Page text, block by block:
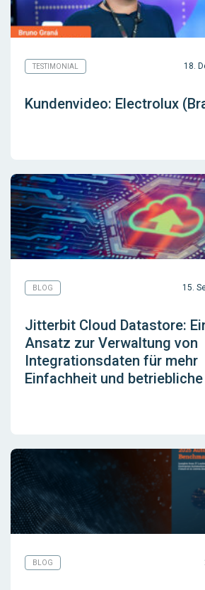
TESTIMONIAL 18.
Kundenvideo: Electrolux
BLOG 15.
Jitterbit Cloud Datastore:
Ansatz zur Verwaltung von
Integrationsdaten für mehr
Einfachheit und
BLOG